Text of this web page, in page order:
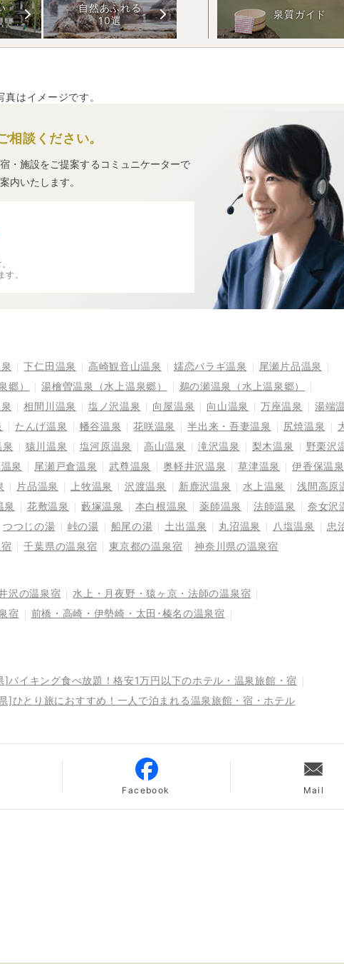
自然あふれる
10選
泉質ガイド
はイメージです。
相談ください。
・施設をご提案するコミュニケーターで
内いたします。
。
下仁田温泉 高崎観音山温泉 嬬恋バラギ温泉
尾瀬片品温泉
郷） 湯檜曽温泉（水上温泉郷）
鵜の瀬温泉（水上温泉郷）
相間川温泉 塩ノ沢温泉 向屋温泉 向山温泉 万座温泉
湯端
たんげ温泉 幡谷温泉 花咲温泉 半出来・吾妻温泉 尻焼温泉
猿川温泉 塩河原温泉 高山温泉 滝沢温泉 梨木温泉
野栗沢
泉 尾瀬戸倉温泉 武尊温泉 奥軽井沢温泉 草津温泉
伊香保温泉
片品温泉 上牧温泉 沢渡温泉 新鹿沢温泉 水上温泉
浅間高原
泉 花敷温泉 藪塚温泉 本白根温泉 薬師温泉 法師温泉
奈女沢
つつじの湯 峠の湯 船尾の湯 土出温泉 丸沼温泉 八塩温泉
忠
千葉県の温泉宿 東京都の温泉宿 神奈川県の温泉宿
沢の温泉宿
水上・月夜野・猿ヶ京・法師の温泉宿
宿
前橋・高崎・伊勢崎・太田･榛名の温泉宿
]バイキング食べ放題！格安1万円以下のホテル・温泉旅館・宿
]ひとり旅におすすめ！一人で泊まれる温泉旅館・宿・ホテル
Facebook Mail